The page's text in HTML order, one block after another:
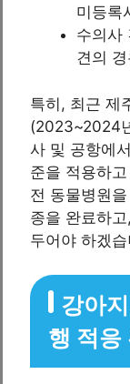
미등록
수의사
견의
특히, 최근 제
(2023~2024
사 및 공항에
준을 적용하
전 동물병원
종을 완료하
두어야 하겠
강아
행 적응